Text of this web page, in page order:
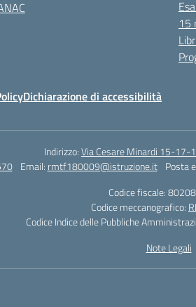
15
Dichiarazione di accessibilità
Indirizzo:Via Cesare Minardi 15-17-
Email: rmtf180009@istruzione.it Posta
Codice fiscale:
Codice meccanografico:
Codice Indice delle Pubbliche
Note Legali